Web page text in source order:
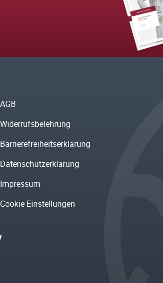
AGB
Widerrufsbelehrung
Barrierefreiheitserklärung
Datenschutzerklärung
Impressum
Cookie Einstellungen